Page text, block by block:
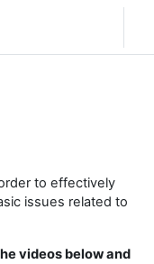
to effectively
issues related to
videos below and